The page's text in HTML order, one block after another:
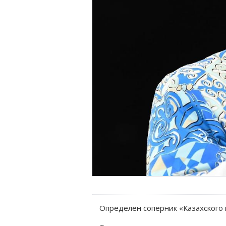
Определен соперник